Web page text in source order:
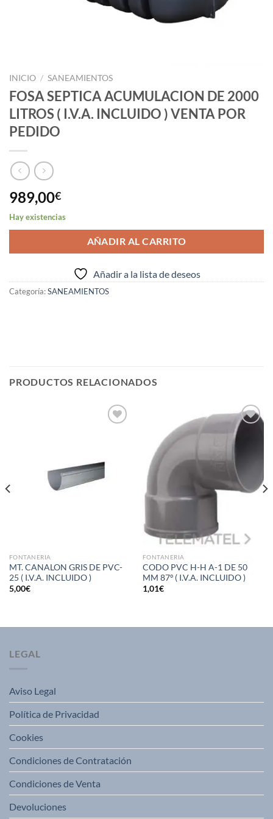
INICIO / SANEAMIENTOS
FOSA SEPTICA ACUMULACION DE 2000
LITROS ( I.V.A. INCLUIDO ) VENTA POR
PEDIDO
989,00€
Hay existencias
AÑADIR AL CARRITO
Añadir a la lista de deseos
Categoría:SANEAMIENTOS
PRODUCTOS RELACIONADOS
FONTANERIA
MT. CANALON GRIS DE PVC-
25 ( I.V.A. INCLUIDO )
5,00€
Añadir
FONTANERIA
CODO PVC H-H A-1 DE 50
MM 87º ( I.V.A. INCLUIDO )
1,01€
LEGAL
Aviso Legal
Política de Privacidad
Cookies
Condiciones de Contratación
Condiciones de Venta
Devoluciones